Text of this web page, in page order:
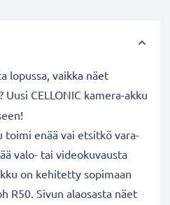
lopussa, vaikka näet
CELLONIC kamera-akku
toimi enää vai etsitkö vara-
valo- tai videokuvausta
on kehitetty sopimaan
R50. Sivun alaosasta näet